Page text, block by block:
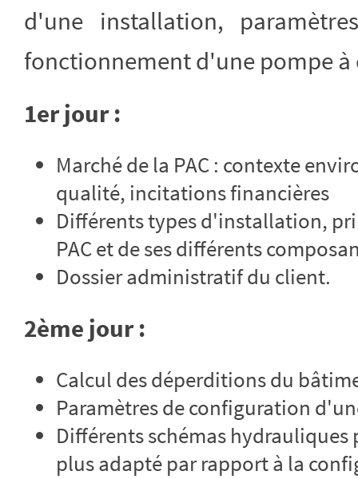
d'une installation,
fonctionnement d'une pompe à
1er jour :
Marché de la PAC : contexte
qualité, incitations financières
Différents types d'installation,
PAC et de ses différents
Dossier administratif du client.
2ème jour :
Calcul des déperditions du
Paramètres de configuration
Différents schémas hydrauliques
plus adapté par rapport à la